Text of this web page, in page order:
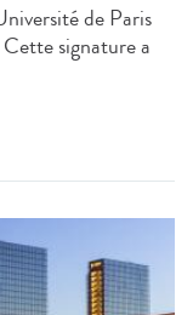
de Paris
signature a